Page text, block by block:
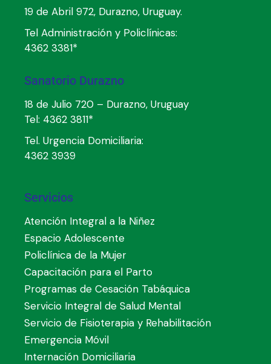
19 de Abril 972, Durazno, Uruguay.
Tel Administración y Policlínicas:
4362 3381*
Sanatorio Durazno
18 de Julio 720 – Durazno, Uruguay
Tel: 4362 3811*
Tel. Urgencia Domiciliaria:
4362 3939
Servicios
Atención Integral a la Niñez
Espacio Adolescente
Policlínica de la Mujer
Capacitación para el Parto
Programas de Cesación Tabáquica
Servicio Integral de Salud Mental
Servicio de Fisioterapia y Rehabilitación
Emergencia Móvil
Internación Domiciliaria